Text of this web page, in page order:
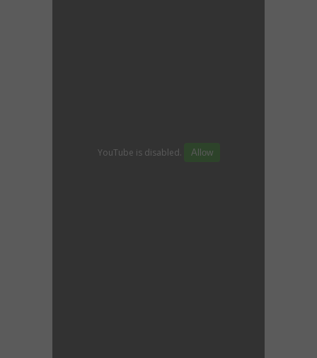
YouTube is disabled. Allow